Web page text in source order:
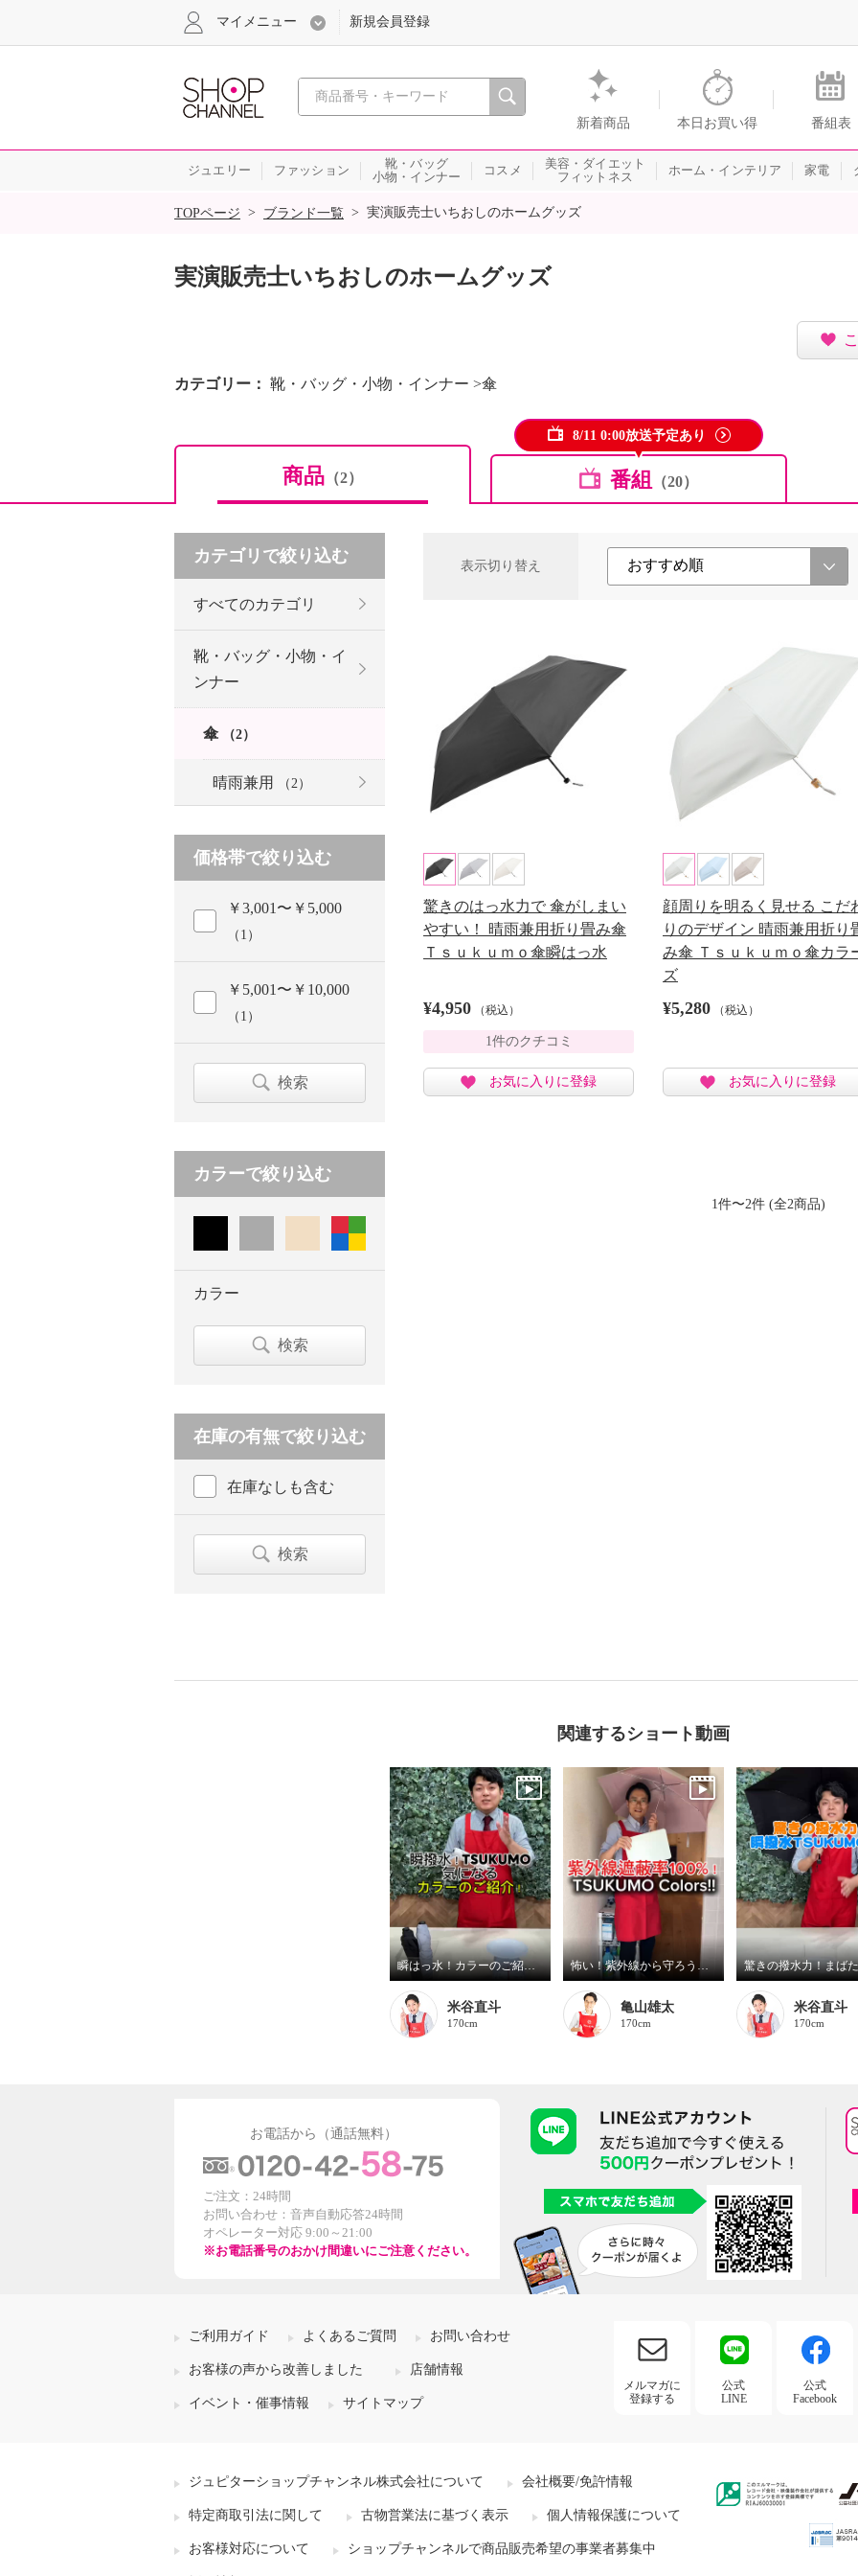
心おどる、瞬間を。通販・テレビショッピングのショップチャンネル
新着商品 本日お買い得 番組表
マイメニュー 新規会員登録
ジュエリー ファッション
靴・バッグ
小物・インナー
コスメ
美容・ダイエット
フィットネス
ホーム・インテリア 家電
SALE
TOPページ > ブランド一覧 > 実演販売士いちおしのホームグッズ
実演販売士いちおしのホームグッズ
カテゴリー 靴・バッグ・小物・インナー >傘
商品 （2） 番組 （20）
8/11 0:00放送予定あり
表示切り替え
驚きのはっ水力で 傘がしまい
やすい！ 晴雨兼用折り畳み傘
Ｔｓｕｋｕｍｏ傘瞬はっ水
¥4,950 （税込）
1件のクチコミ
お気に入りに登録
顔周りを明るく見せる こだ
りのデザイン 晴雨兼用折り
み傘 Ｔｓｕｋｕｍｏ傘カラ
ズ
¥5,280 （税込）
お気に入りに登録
1件〜2件 (全2商品)
カテゴリで絞り込む
すべてのカテゴリ
靴・バッグ・小物・イ
ンナー
傘 （2）
晴雨兼用 （2）
価格帯で絞り込む
￥3,001〜￥5,000
（1）
￥5,001〜￥10,000
（1）
検索
カラーで絞り込む
カラー
検索
在庫の有無で絞り込む
在庫なしも含む
検索
関連するショート動画
瞬はっ水！カラーのご紹介！
米谷直斗
170cm
怖い！紫外線から守ろう！TSUKUMOカラーズ!!
亀山雄太
170cm
米谷直斗
170cm
お電話から（通話無料）
ご注文：24時間
お問い合わせ：音声自動応答24時間
オペレーター対応 9:00～21:00
※お電話番号のおかけ間違いにご注意ください。
ご利用ガイド よくあるご質問 お問い合わせ
お客様の声から改善しました 店舗情報
イベント・催事情報 サイトマップ
メルマガに
登録する
公式
LINE
公式
Facebook
ジュピターショップチャンネル株式会社について 会社概要/免許情報
特定商取引法に関して 古物営業法に基づく表示 個人情報保護について
お客様対応について ショップチャンネルで商品販売希望の事業者募集中